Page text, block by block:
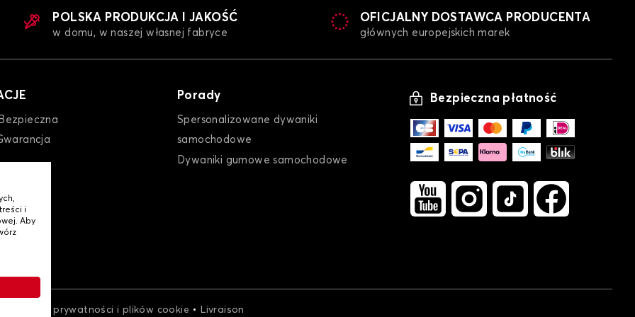
POLSKA PRODUKCJA I JAKOŚĆ
w domu, w naszej własnej fabryce
OFICJALNY DOSTAWCA PRODUCENTA
głównych europejskich marek
Porady
Spersonalizowane dywaniki
samochodowe
Dywaniki gumowe samochodowe
Bezpieczna płatność
Polityka prywatności i plików cookie •Livraison
i
Aby